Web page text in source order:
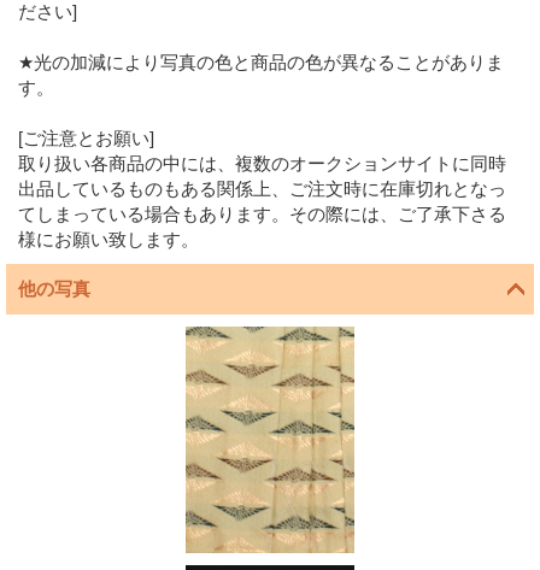
ださい]
★光の加減により写真の色と商品の色が異なることがありま
す。
[ご注意とお願い]
取り扱い各商品の中には、複数のオークションサイトに同時
出品しているものもある関係上、ご注文時に在庫切れとなっ
てしまっている場合もあります。その際には、ご了承下さる
様にお願い致します。
他の写真